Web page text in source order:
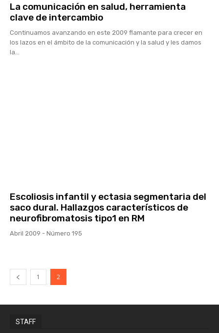
La comunicación en salud, herramienta
clave de intercambio
Continuamos avanzando en este 2009 flamante para crecer en
los lazos en el ámbito de la comunicación y la salud y les damos
la...
Escoliosis infantil y ectasia segmentaria del
saco dural. Hallazgos característicos de
neurofibromatosis tipo1 en RM
Abril 2009 - Número 195
1 2
STAFF